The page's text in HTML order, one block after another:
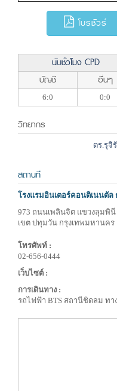
โบรชัวร์
นับชั่วโมง CPD
บัญชี
อื่นๆ
6:0 0:0
วิทยากร
ดร.รุจิ
สถานที่
โรงแรมอินเตอร์คอนติเนนตัล
973 ถนนเพลินจิต แขวงลุมพินี
เขต ปทุมวัน กรุงเทพมหานคร
โทรศัพท์ :
02-656-0444
เว็บไซต์ :
การเดินทาง :
รถไฟฟ้า BTS สถานีชิดลม ทา